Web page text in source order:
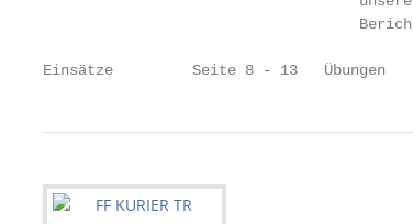
Einsätze         Seite 8 - 13   Übungen